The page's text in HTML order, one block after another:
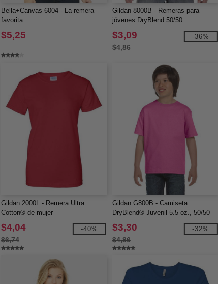
Bella+Canvas 6004 - La remera
favorita
$5,25
Gildan 8000B - Remeras para
jóvenes DryBlend 50/50
$3,09
$4,86
-36%
Gildan 2000L - Remera Ultra
Cotton® de mujer
$4,04
$6,74
-40%
Gildan G800B - Camiseta
DryBlend® Juvenil 5.5 oz., 50/50
$3,30
$4,86
-32%